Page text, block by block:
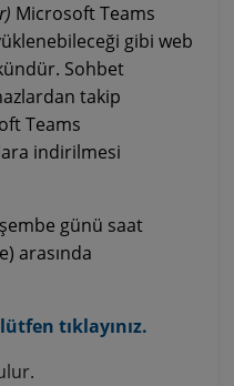
Microsoft Teams
gibi web
Sohbet
takip
Teams
indirilmesi
günü saat
arasında
lütfen tıklayınız.